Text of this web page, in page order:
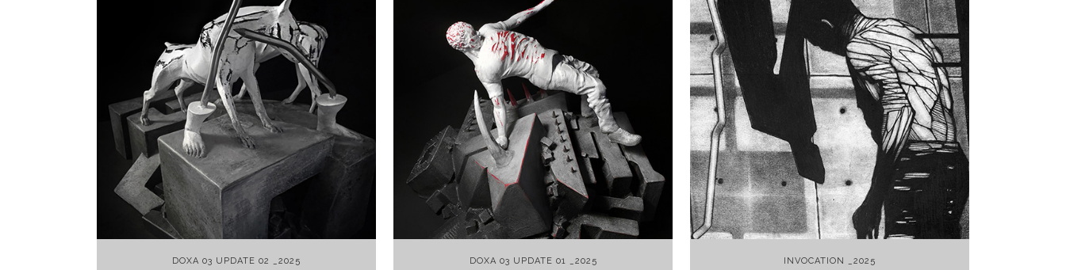
+
DOXA 03 UPDATE 02 _2025
+
DOXA 03 UPDATE 01 _2025
+
INVOCATION _2025